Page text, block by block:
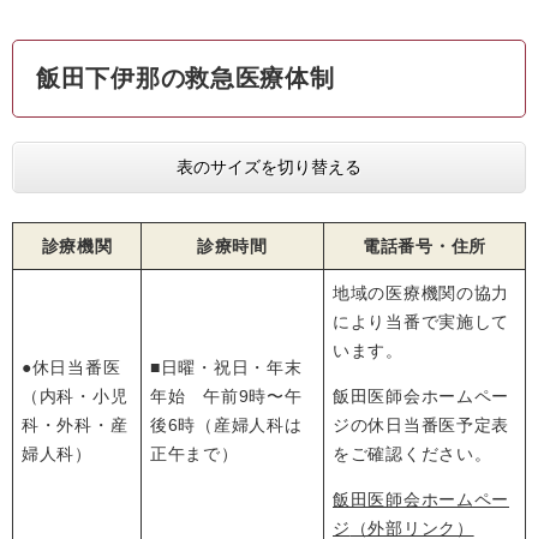
飯田下伊那の救急医療体制
表のサイズを切り替える
診療機関 診療時間 電話番号・住所
●休日当番医
（内科・小児
科・外科・産
婦人科）
■日曜・祝日・年末
年始 午前9時〜午
後6時（産婦人科は
正午まで）
地域の医療機関の協力
により当番で実施して
います。
飯田医師会ホームペー
ジの休日当番医予定表
をご確認ください。
飯田医師会ホームペー
ジ
（外部リンク）